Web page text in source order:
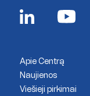
Apie Centrą
Naujienos
Viešieji pirkimai